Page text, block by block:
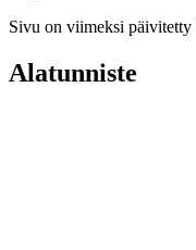
Sivu on viimeksi päivitetty
Alatunniste